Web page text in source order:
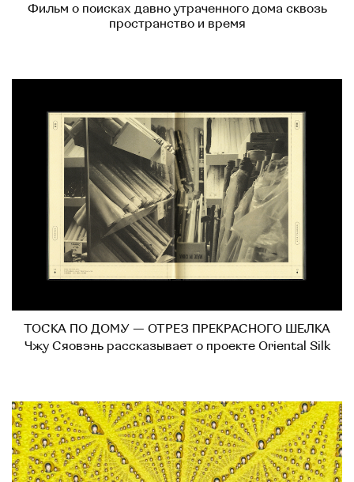
Фильм о поисках давно утраченного дома сквозь
пространство и время
ТОСКА ПО ДОМУ — ОТРЕЗ ПРЕКРАСНОГО ШЕЛКА
Чжу Сяовэнь рассказывает о проекте Oriental Silk